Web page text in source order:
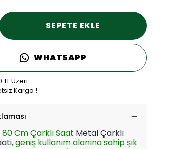
SEPETE EKLE
WHATSAPP
TL Üzeri
Kargo !
Cm Çarklı Saat Metal Çarklı
, geniş kullanım alanına sahip şık